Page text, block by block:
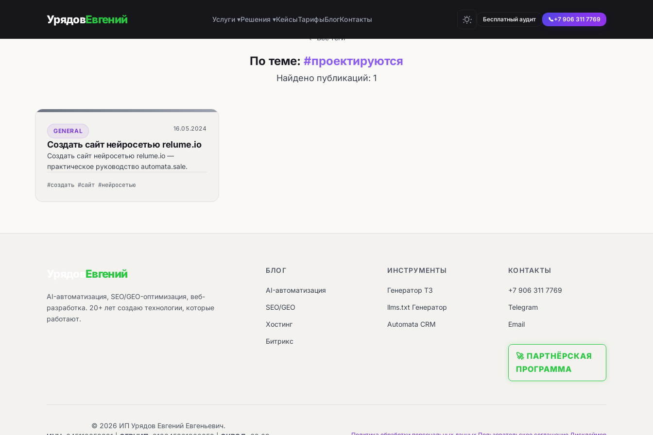
УрядовЕвгений Услуги ▾Решения ▾КейсыТарифыБлогКонтакты Бесплатный аудит 📞+7 906 311 7769
← Все теги
По теме: #проектируются
Найдено публикаций: 1
GENERAL 16.05.2024
Создать сайт нейросетью relume.io
Создать сайт нейросетью relume.io —
практическое руководство automata.sale.
#создать #сайт #нейросетью
Евгений
AI-автоматизация, SEO/GEO-оптимизация, веб-
разработка. 20+ лет создаю технологии, которые
работают.
БЛОГ
AI-автоматизация
SEO/GEO
Хостинг
Битрикс
ИНСТРУМЕНТЫ
Генератор ТЗ
llms.txt Генератор
Automata CRM
КОНТАКТЫ
+7 906 311 7769
Telegram
Email
🚀 ПАРТНЁРСКАЯ
ПРОГРАММА
© 2026 ИП Урядов Евгений Евгеньевич.